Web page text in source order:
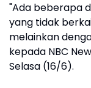
"Ada beberapa
yang tidak
melainkan
kepada NBC
Selasa (16/6).